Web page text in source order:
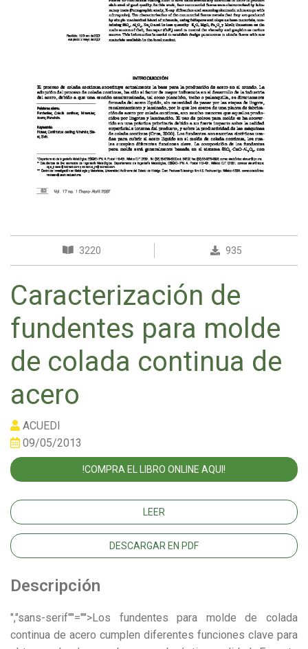
3220 935
Caracterización de
fundentes para molde
de colada continua de
acero
ACUEDI
09/05/2013
!COMPRA EL LIBRO ONLINE AQUI!
LEER
DESCARGAR EN PDF
Descripción
","sans-serif""="">Los fundentes para molde de colada
continua de acero cumplen diferentes funciones clave para